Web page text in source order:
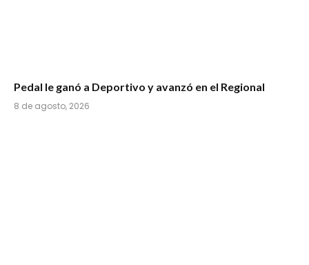
Pedal le ganó a Deportivo y avanzó en el Regional
8 de agosto, 2026